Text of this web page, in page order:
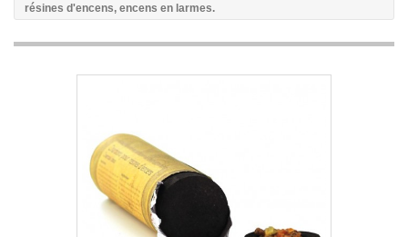
résines d'encens, encens en larmes.